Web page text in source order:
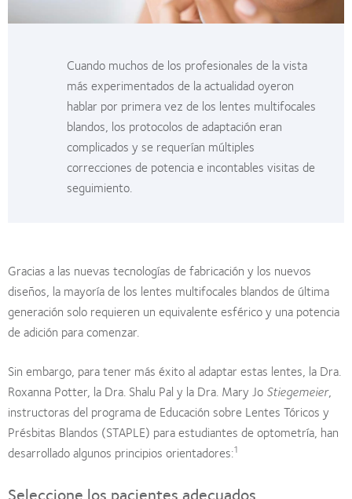
Cuando muchos de los profesionales de la vista
más experimentados de la actualidad oyeron
hablar por primera vez de los lentes multifocales
blandos, los protocolos de adaptación eran
complicados y se requerían múltiples
correcciones de potencia e incontables visitas de
seguimiento.
Gracias a las nuevas tecnologías de fabricación y los nuevos
diseños, la mayoría de los lentes multifocales blandos de última
generación solo requieren un equivalente esférico y una potencia
de adición para comenzar.
Sin embargo, para tener más éxito al adaptar estas lentes, la Dra.
Roxanna Potter, la Dra. Shalu Pal y la Dra. Mary Jo Stiegemeier,
instructoras del programa de Educación sobre Lentes Tóricos y
Présbitas Blandos (STAPLE) para estudiantes de optometría, han
desarrollado algunos principios orientadores:1
Seleccione los pacientes adecuados